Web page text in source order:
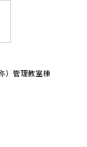
）管理教室棟